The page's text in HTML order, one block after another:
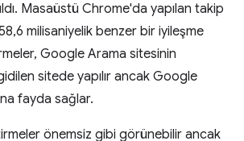
Masaüstü Chrome'da yapılan takip
milisaniyelik benzer bir iyileşme
Google Arama sitesinin
sitede yapılır ancak Google
fayda sağlar.
önemsiz gibi görünebilir ancak